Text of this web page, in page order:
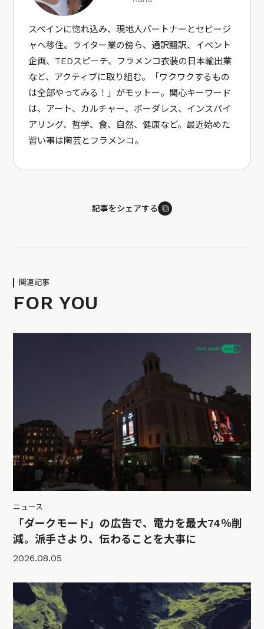
スペインに惚れ込み、現地人パートナーとセビージ
ャへ移住。ライター業の傍ら、通訳翻訳、イベント
企画、TEDスピーチ、フラメンコ衣装の日本輸出業
など、アクティブに取り組む。「ワクワクするもの
は全部やってみる！」がモットー。関心キーワード
は、アート、カルチャー、ボーダレス、インスパイ
アリング、哲学、食、自然、健康など。最近始めた
習い事は陶芸とフラメンコ。
記事をシェアする ⧉
関連記事
FOR YOU
ニュース
「ダークモード」の広告で、電力を最大74％削
減。派手さより、伝わることを大事に
2026.08.05